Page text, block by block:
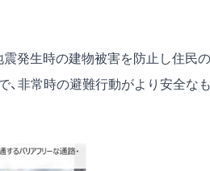
震発生時の建物被害を防止し住民の
、非常時の避難行動がより安全なも